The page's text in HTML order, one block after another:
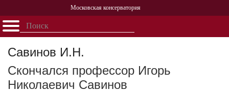
Московская консерватория
Открыть - закрыть
ГлавнаяСобытияАфиша
Партнерство
Савинов И.Н.
Скончался профессор Игорь
Николаевич Савинов